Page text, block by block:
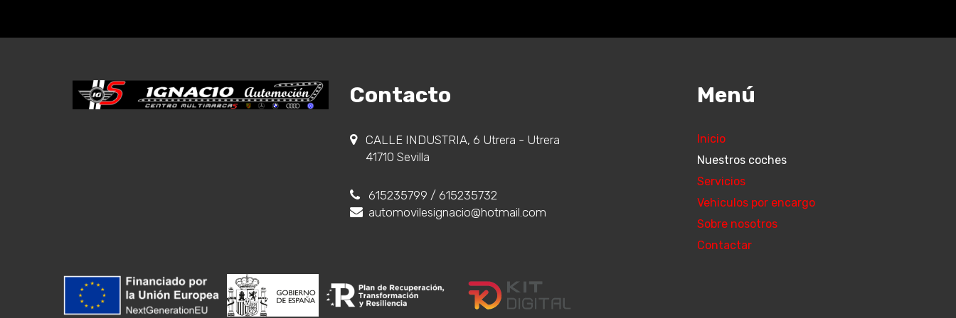
Contacto
CALLE INDUSTRIA, 6 Utrera - Utrera
41710 Sevilla
615235799 / 615235732
automovilesignacio@hotmail.com
Menú
Inicio
Nuestros coches
Servicios
Vehiculos por encargo
Sobre nosotros
Contactar